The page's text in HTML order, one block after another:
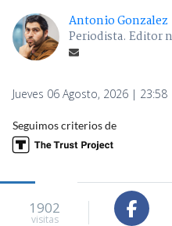
Antonio Gonzalez
Periodista. Editor
Jueves 06 Agosto, 2026 | 23:58
Seguimos criterios de
1902
visitas